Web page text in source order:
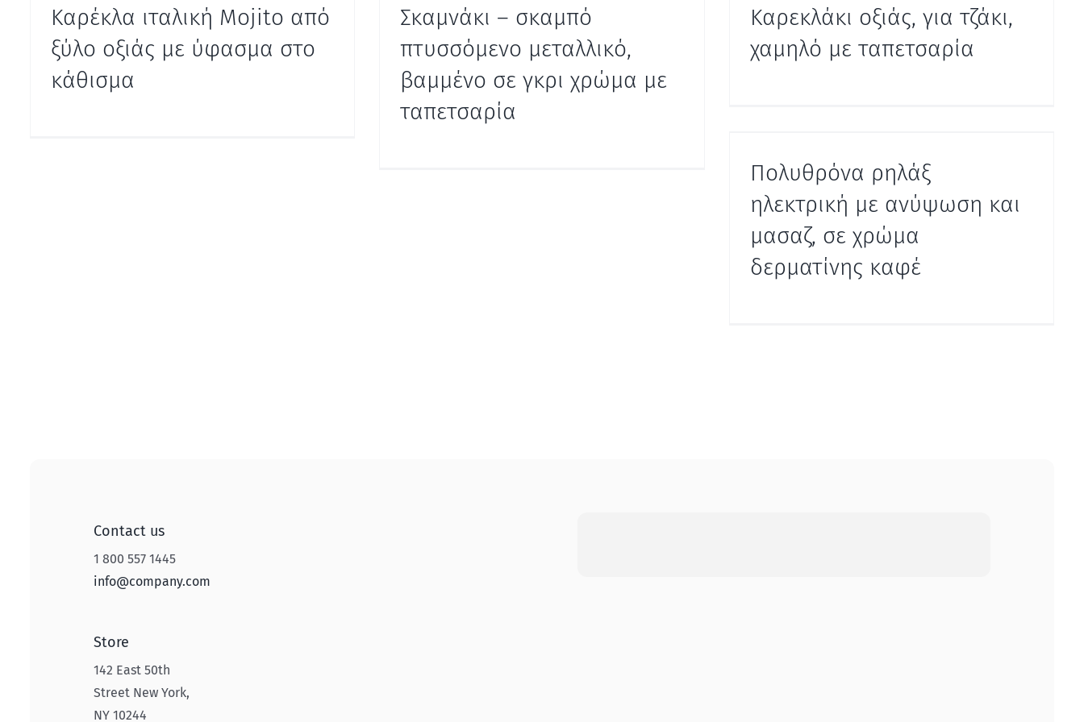
Καρέκλα ιταλική Mojito από
ξύλο οξιάς με ύφασμα στο
κάθισμα
Σκαμνάκι – σκαμπό
πτυσσόμενο μεταλλικό,
βαμμένο σε γκρι χρώμα με
ταπετσαρία
Καρεκλάκι οξιάς, για τζάκι,
χαμηλό με ταπετσαρία
Πολυθρόνα ρηλάξ
ηλεκτρική με ανύψωση και
μασαζ, σε χρώμα
δερματίνης καφέ
Contact us
1 800 557 1445
info@company.com
Store
142 East 50th
Street New York,
NY 10244